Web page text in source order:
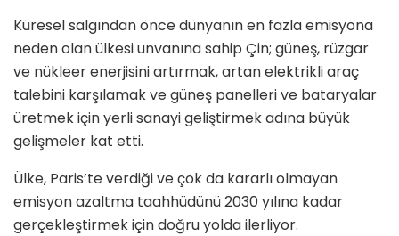
Küresel salgından önce dünyanın en fazla emisyona
neden olan ülkesi unvanına sahip Çin; güneş, rüzgar
ve nükleer enerjisini artırmak, artan elektrikli araç
talebini karşılamak ve güneş panelleri ve bataryalar
üretmek için yerli sanayi geliştirmek adına büyük
gelişmeler kat etti.
Ülke, Paris’te verdiği ve çok da kararlı olmayan
emisyon azaltma taahhüdünü 2030 yılına kadar
gerçekleştirmek için doğru yolda ilerliyor.